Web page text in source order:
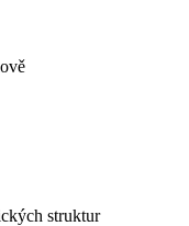
struktur